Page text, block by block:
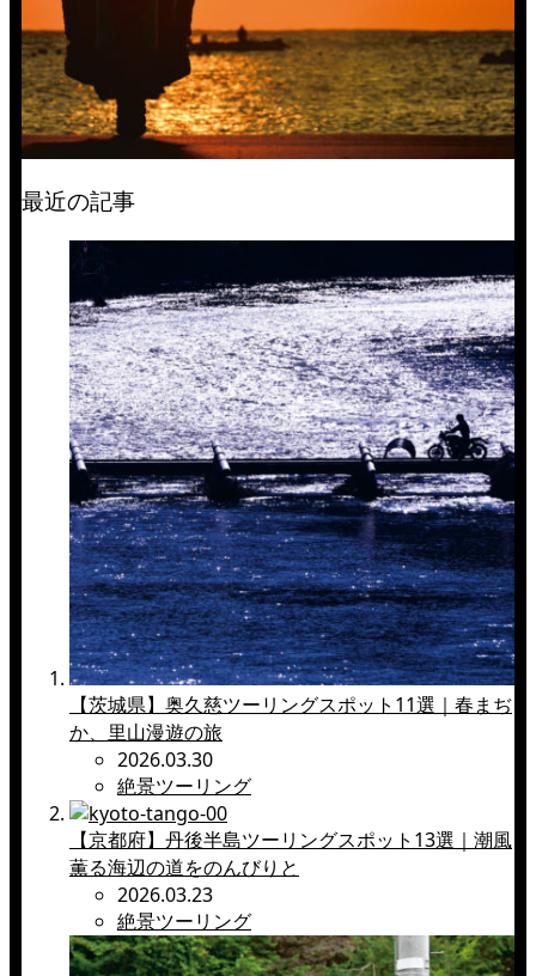
最近の記事
【茨城県】奥久慈ツーリングスポット11選｜春まぢ
か、里山漫遊の旅
2026.03.30
絶景ツーリング
【京都府】丹後半島ツーリングスポット13選｜潮風
薫る海辺の道をのんびりと
2026.03.23
絶景ツーリング